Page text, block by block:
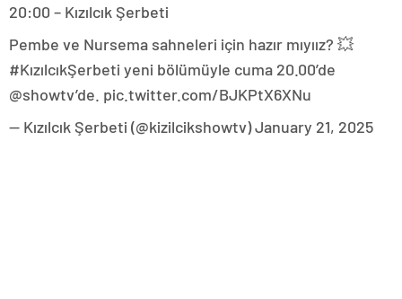
20:00 – Kızılcık Şerbeti
Pembe ve Nursema sahneleri için hazır mıyıız? 💥
#KızılcıkŞerbeti yeni bölümüyle cuma 20.00’de
@showtv’de. pic.twitter.com/BJKPtX6XNu
— Kızılcık Şerbeti (@kizilcikshowtv) January 21, 2025